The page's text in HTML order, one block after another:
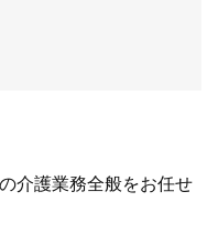
介護業務全般をお任せ